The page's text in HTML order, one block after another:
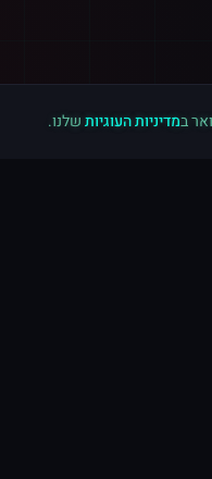
במדיניות העוגיותשלנו.